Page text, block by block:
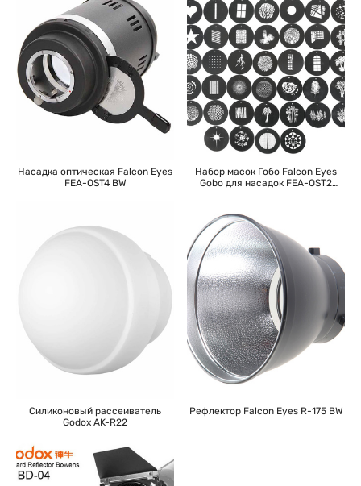
Насадка оптическая Falcon Eyes
FEA-OST4 BW
Набор масок Гобо Falcon Eyes
Gobo для насадок FEA-OST2
Силиконовый рассеиватель
Godox AK-R22
Рефлектор Falcon Eyes R-175 BW